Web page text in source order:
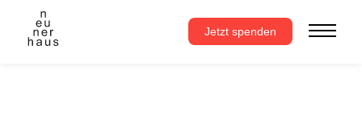
springen
Jetzt spenden